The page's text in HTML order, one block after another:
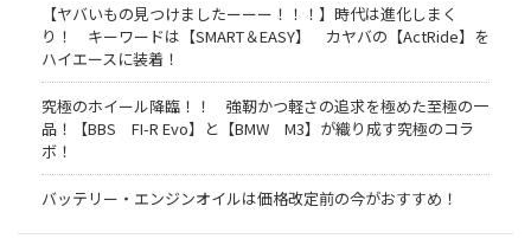
【ヤバいもの見つけましたーーー！！！】時代は進化しまく
り！ キーワードは【SMART＆EASY】 カヤバの【ActRide】を
ハイエースに装着！
究極のホイール降臨！！ 強靭かつ軽さの追求を極めた至極の一
品！【BBS FI-R Evo】と【BMW M3】が織り成す究極のコラ
ボ！
バッテリー・エンジンオイルは価格改定前の今がおすすめ！